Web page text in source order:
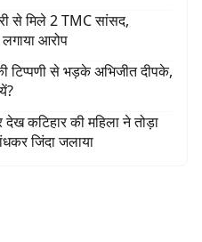
से मिले 2 TMC सांसद,
आरोप
टिप्पणी से भड़के अभिजीत दीपके,
कटिहार की महिला ने तोड़ा
जिंदा जलाया